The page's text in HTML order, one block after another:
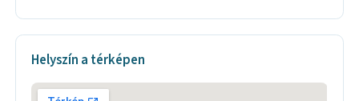
Helyszín a térképen